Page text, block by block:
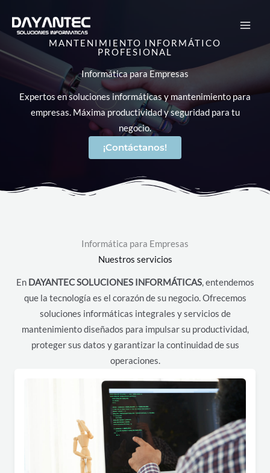
contenido
MANTENIMIENTO INFORMÁTICO
PROFESIONAL
Informática para Empresas
Expertos en soluciones informáticas y mantenimiento para
empresas. Máxima productividad y seguridad para tu
negocio.
¡Contáctanos!
Informática para Empresas
Nuestros servicios
En DAYANTEC SOLUCIONES INFORMÁTICAS, entendemos
que la tecnología es el corazón de su negocio. Ofrecemos
soluciones informáticas integrales y servicios de
mantenimiento diseñados para impulsar su productividad,
proteger sus datos y garantizar la continuidad de sus
operaciones.